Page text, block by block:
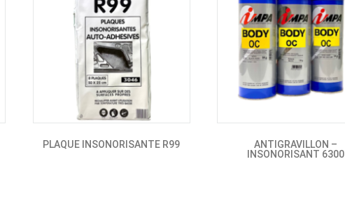
PLAQUE INSONORISANTE R99
ANTIGRAVILLON –
INSONORISANT 6300